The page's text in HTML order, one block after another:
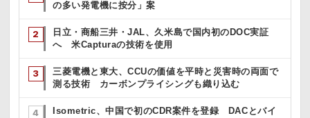
の多い発電機に按分」案
日立・商船三井・JAL、久米島で国内初のDOC実証
へ 米Capturaの技術を使用
三菱電機と東大、CCUの価値を平時と災害時の両面で
測る技術 カーボンプライシングも織り込む
Isometric、中国で初のCDR案件を登録 DACとバイ